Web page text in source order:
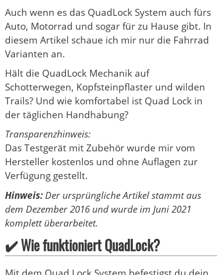
Auch wenn es das QuadLock System auch fürs
Auto, Motorrad und sogar für zu Hause gibt. In
diesem Artikel schaue ich mir nur die Fahrrad
Varianten an.
Hält die QuadLock Mechanik auf
Schotterwegen, Kopfsteinpflaster und wilden
Trails? Und wie komfortabel ist Quad Lock in
der täglichen Handhabung?
Transparenzhinweis:
Das Testgerät mit Zubehör wurde mir vom
Hersteller kostenlos und ohne Auflagen zur
Verfügung gestellt.
Hinweis:Der ursprüngliche Artikel stammt aus
dem Dezember 2016 und wurde im Juni 2021
komplett überarbeitet.
✔️ Wie funktioniert QuadLock?